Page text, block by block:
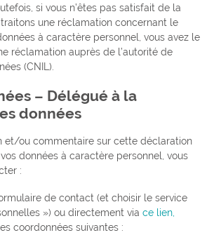
si vous n’êtes pas satisfait de la
une réclamation concernant le
à caractère personnel, vous avez le
réclamation auprès de l’autorité de
(CNIL).
– Délégué à la
données
et/ou commentaire sur cette déclaration
données à caractère personnel, vous
:
de contact (et choisir le service
») ou directement via ce lien,
coordonnées suivantes :